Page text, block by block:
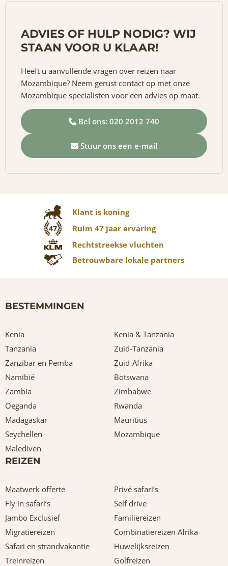
ADVIES OF HULP NODIG? WIJ
STAAN VOOR U KLAAR!
Heeft u aanvullende vragen over reizen naar
Mozambique? Neem gerust contact op met onze
Mozambique specialisten voor een advies op maat.
Bel ons: 020 2012 740
Stuur ons een e-mail
Klant is koning
47
Ruim 47 jaar ervaring
Rechtstreekse vluchten
Betrouwbare lokale partners
BESTEMMINGEN
Kenia
Kenia & Tanzania
Tanzania
Zuid-Tanzania
Zanzibar en Pemba
Zuid-Afrika
Namibië
Botswana
Zambia
Zimbabwe
Oeganda
Rwanda
Madagaskar
Mauritius
Seychellen
Mozambique
Malediven
REIZEN
Maatwerk offerte
Privé safari’s
Fly in safari’s
Self drive
Jambo Exclusief
Familiereizen
Migratiereizen
Combinatiereizen Afrika
Safari en strandvakantie
Huwelijksreizen
Treinreizen
Golfreizen